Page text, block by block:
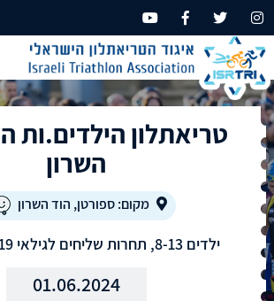
השרון
מקום: ספורטן, הוד השרון
ילדים 8-13, תחרות שליחים לגילאי 14-19 ועילית.
01.06.2024